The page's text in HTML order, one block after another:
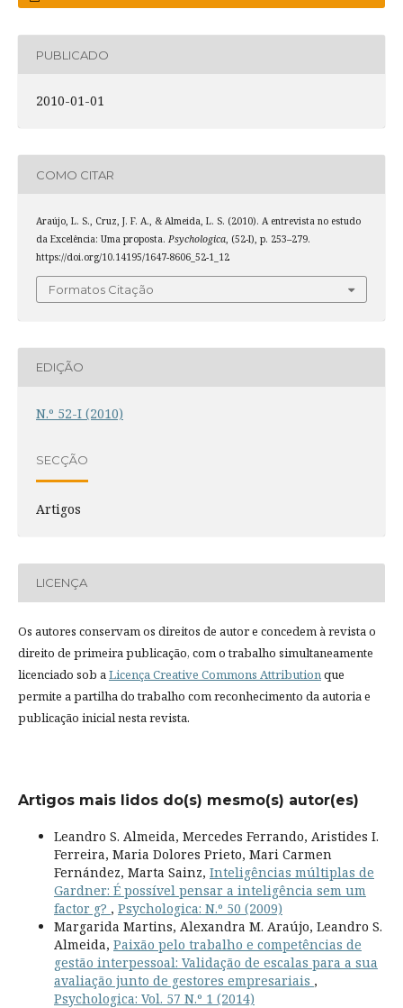
PUBLICADO
2010-01-01
COMO CITAR
Araújo, L. S., Cruz, J. F. A., & Almeida, L. S. (2010). A entrevista no estudo
da Excelência: Uma proposta. Psychologica, (52-I), p. 253–279.
https://doi.org/10.14195/1647-8606_52-1_12
Formatos Citação
EDIÇÃO
N.º 52-I (2010)
SECÇÃO
Artigos
LICENÇA
Os autores conservam os direitos de autor e concedem à revista o
direito de primeira publicação, com o trabalho simultaneamente
licenciado sob aLicença Creative Commons Attributionque
permite a partilha do trabalho com reconhecimento da autoria e
publicação inicial nesta revista.
Artigos mais lidos do(s) mesmo(s) autor(es)
Leandro S. Almeida, Mercedes Ferrando, Aristides I.
Ferreira, Maria Dolores Prieto, Mari Carmen
Fernández, Marta Sainz, Inteligências múltiplas de
Gardner: É possível pensar a inteligência sem um
factor g? , Psychologica: N.º 50 (2009)
Margarida Martins, Alexandra M. Araújo, Leandro S.
Almeida, Paixão pelo trabalho e competências de
gestão interpessoal: Validação de escalas para a sua
avaliação junto de gestores empresariais ,
Psychologica: Vol. 57 N.º 1 (2014)